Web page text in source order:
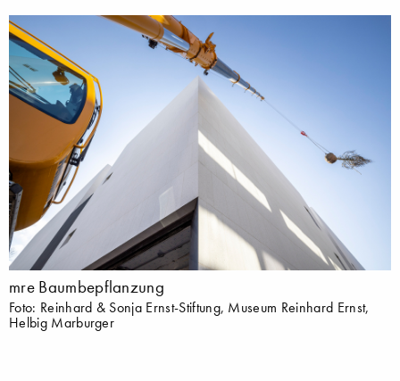
mre Baumbepflanzung
Foto: Reinhard & Sonja Ernst-Stiftung, Museum Reinhard Ernst,
Helbig Marburger